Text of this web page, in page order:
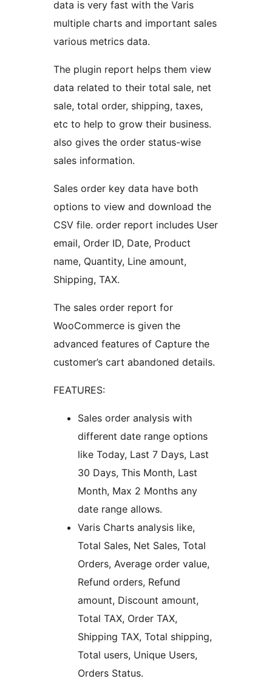
data is very fast with the Varis
multiple charts and important sales
various metrics data.
The plugin report helps them view
data related to their total sale, net
sale, total order, shipping, taxes,
etc to help to grow their business.
also gives the order status-wise
sales information.
Sales order key data have both
options to view and download the
CSV file. order report includes User
email, Order ID, Date, Product
name, Quantity, Line amount,
Shipping, TAX.
The sales order report for
WooCommerce is given the
advanced features of Capture the
customer’s cart abandoned details.
FEATURES:
Sales order analysis with
different date range options
like Today, Last 7 Days, Last
30 Days, This Month, Last
Month, Max 2 Months any
date range allows.
Varis Charts analysis like,
Total Sales, Net Sales, Total
Orders, Average order value,
Refund orders, Refund
amount, Discount amount,
Total TAX, Order TAX,
Shipping TAX, Total shipping,
Total users, Unique Users,
Orders Status.